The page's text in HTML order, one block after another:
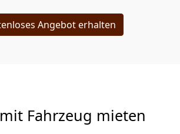
Angebot erhalten
Fahrzeug mieten